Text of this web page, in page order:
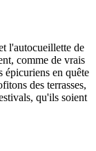
l'autocueillette de
comme de vrais
épicuriens en quête
des terrasses,
qu'ils soient